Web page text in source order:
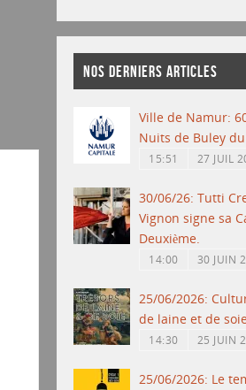
NOS DERNIERS ARTICLES
Ville de Namur:
Nuits de Buley
15:51 27 JUIL
30/06/26: Tutti
Vignon signe sa
Deuxième.
14:00 30 JUIN
25/06/2026:
de laine et de
14:30 25 JUIN
25/06/2026: Le